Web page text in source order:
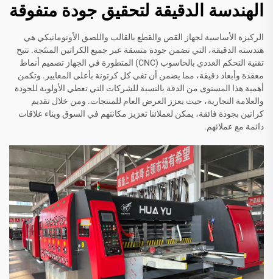
الهندسة الدقيقة لتحقيق جودة متفوقة
الركيزة الأساسية لجهاز القص والقطع بالقالب واللصق الأوتوماتيكي هي
هندسته الدقيقة، التي تضمن جودة متسقة عبر جميع الكراتين المنتَجة. تتيح
تقنية التحكم العددي بالحاسوب (CNC) المتطورة في الجهاز تصميم أنماط
معقدة وأبعاد دقيقة، مما يضمن أن تفي كل كرتونة بأعلى المعايير. وتكمن
أهمية هذا المستوى من الدقة بالنسبة للشركات التي تعطي الأولوية للجودة
والعلامة التجارية، حيث يعزز العرض العام للمنتجات. ومن خلال تقديم
كراتين بجودة فائقة، يمكن لعملائنا تعزيز مكانتهم في السوق وبناء علاقات
دائمة مع عملائهم.